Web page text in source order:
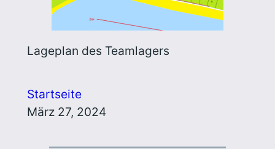
Lageplan des Teamlagers
Startseite
März 27, 2024